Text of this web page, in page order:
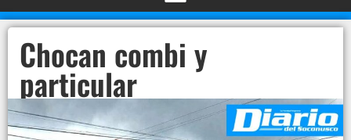
Chocan combi y
particular